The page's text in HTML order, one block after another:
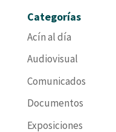
Categorías
Acín al día
Audiovisual
Comunicados
Documentos
Exposiciones